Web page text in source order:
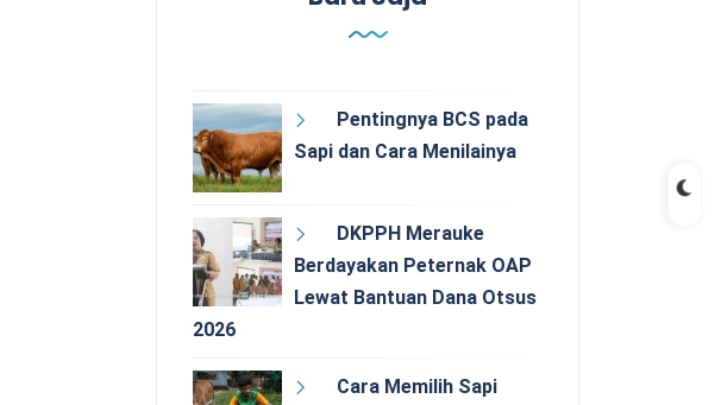
Pentingnya BCS pada
Sapi dan Cara Menilainya
DKPPH Merauke
Berdayakan Peternak OAP
Lewat Bantuan Dana Otsus
2026
Cara Memilih Sapi